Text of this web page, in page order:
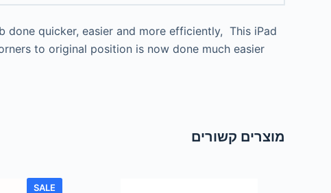
quicker, easier and more efficiently, This iPad
to original position is now done much easier
מוצרים קשורים
SALE